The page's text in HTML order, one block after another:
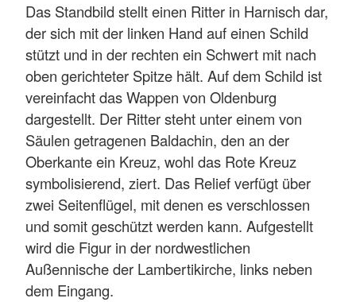
Das Standbild stellt einen Ritter in Harnisch dar,
der sich mit der linken Hand auf einen Schild
stützt und in der rechten ein Schwert mit nach
oben gerichteter Spitze hält. Auf dem Schild ist
vereinfacht das Wappen von Oldenburg
dargestellt. Der Ritter steht unter einem von
Säulen getragenen Baldachin, den an der
Oberkante ein Kreuz, wohl das Rote Kreuz
symbolisierend, ziert. Das Relief verfügt über
zwei Seitenflügel, mit denen es verschlossen
und somit geschützt werden kann. Aufgestellt
wird die Figur in der nordwestlichen
Außennische der Lambertikirche, links neben
dem Eingang.